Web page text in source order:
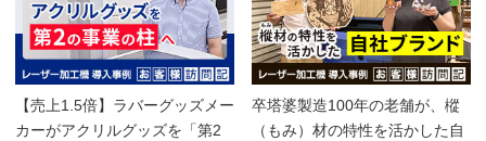
【売上1.5倍】ラバーグッズメー
カーがアクリルグッズを「第2
卒塔婆製造100年の老舗が、樅
（もみ）材の特性を活かした自